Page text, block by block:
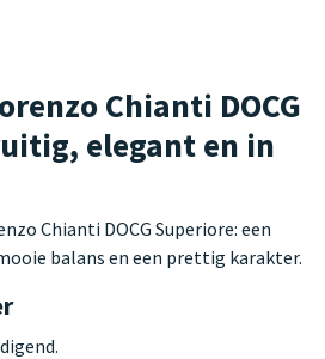
Chianti DOCG
elegant en in
Chianti DOCG Superiore: een
balans en een prettig karakter.